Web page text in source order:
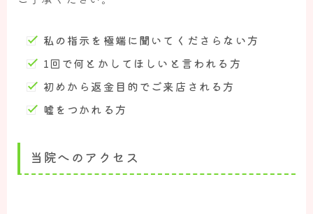
私の指示を極端に聞いてくださらない方
1回で何とかしてほしいと言われる方
初めから返金目的でご来店される方
嘘をつかれる方
当院へのアクセス